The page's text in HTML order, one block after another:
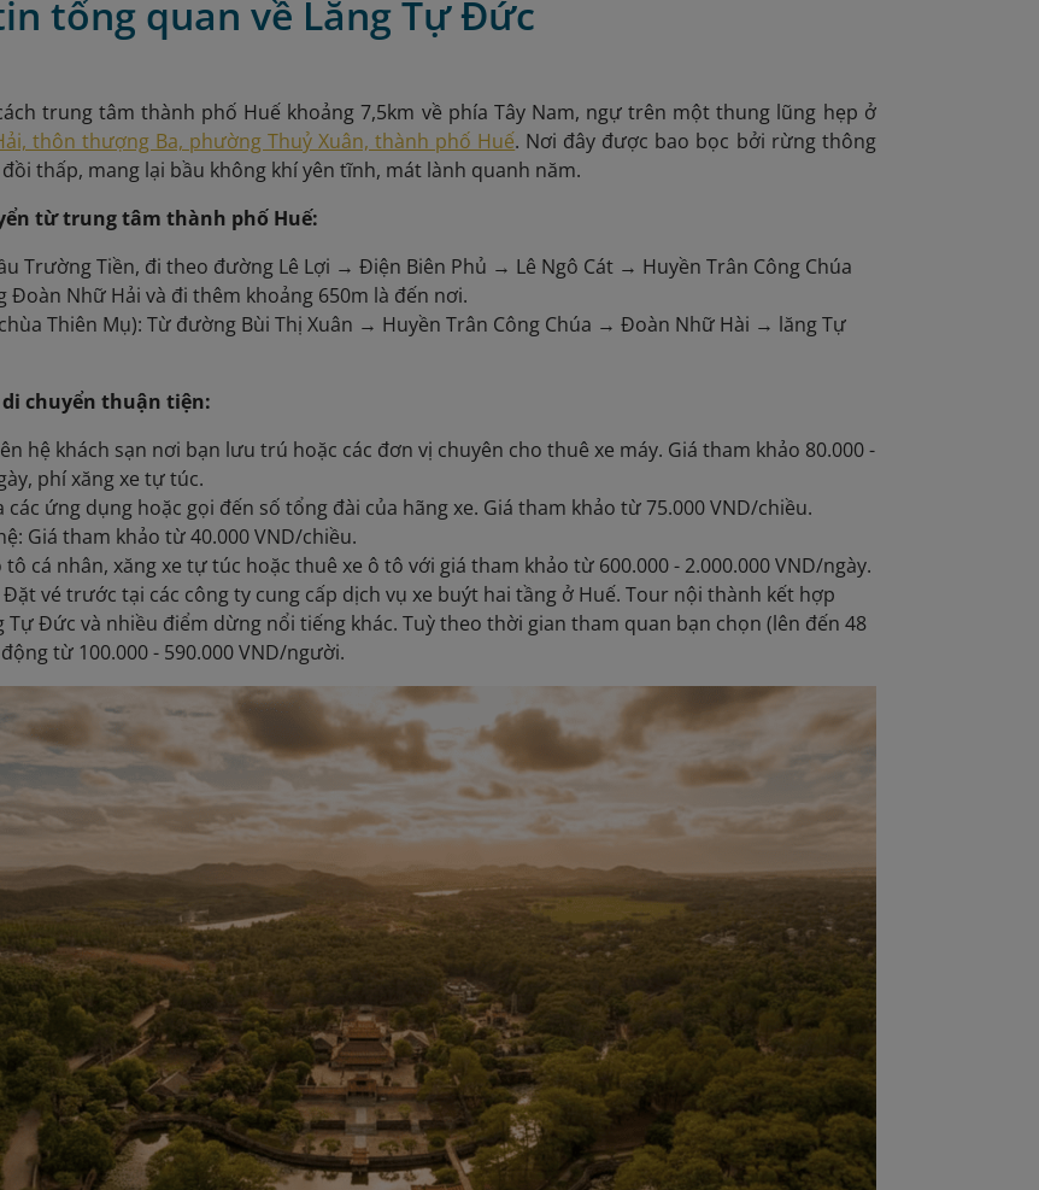
tổng quan về Lăng Tự Đức
trung tâm thành phố Huế khoảng 7,5km về phía Tây Nam, ngự trên một thung lũng hẹp ở
thôn thượng Ba, phường Thuỷ Xuân, thành phố Huế. Nơi đây được bao bọc bởi rừng thông
thấp, mang lại bầu không khí yên tĩnh, mát lành quanh năm.
từ trung tâm thành phố Huế:
Trường Tiền, đi theo đường Lê Lợi → Điện Biên Phủ → Lê Ngô Cát → Huyền Trân Công Chúa
Đoàn Nhữ Hải và đi thêm khoảng 650m là đến nơi.
Thiên Mụ): Từ đường Bùi Thị Xuân → Huyền Trân Công Chúa → Đoàn Nhữ Hài → lăng Tự
chuyển thuận tiện:
hệ khách sạn nơi bạn lưu trú hoặc các đơn vị chuyên cho thuê xe máy. Giá tham khảo 80.000 -
phí xăng xe tự túc.
các ứng dụng hoặc gọi đến số tổng đài của hãng xe. Giá tham khảo từ 75.000 VND/chiều.
Giá tham khảo từ 40.000 VND/chiều.
tô cá nhân, xăng xe tự túc hoặc thuê xe ô tô với giá tham khảo từ 600.000 - 2.000.000 VND/ngày.
vé trước tại các công ty cung cấp dịch vụ xe buýt hai tầng ở Huế. Tour nội thành kết hợp
Tự Đức và nhiều điểm dừng nổi tiếng khác. Tuỳ theo thời gian tham quan bạn chọn (lên đến 48
từ 100.000 - 590.000 VND/người.